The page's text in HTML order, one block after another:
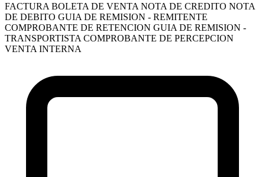
FACTURA BOLETA DE VENTA NOTA DE CREDITO NOTA
DE DEBITO GUIA DE REMISION - REMITENTE
COMPROBANTE DE RETENCION GUIA DE REMISION -
TRANSPORTISTA COMPROBANTE DE PERCEPCION
VENTA INTERNA